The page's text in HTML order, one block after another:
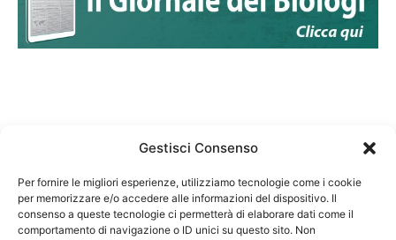
Gestisci Consenso
Per fornire le migliori esperienze, utilizziamo tecnologie come i cookie
per memorizzare e/o accedere alle informazioni del dispositivo. Il
consenso a queste tecnologie ci permetterà di elaborare dati come il
comportamento di navigazione o ID unici su questo sito. Non
Federazione Nazionale Degli Ordini dei Biologi:
codice fiscale 80069130583